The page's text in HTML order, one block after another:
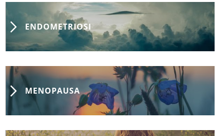
ENDOMETRIOSI
MENOPAUSA